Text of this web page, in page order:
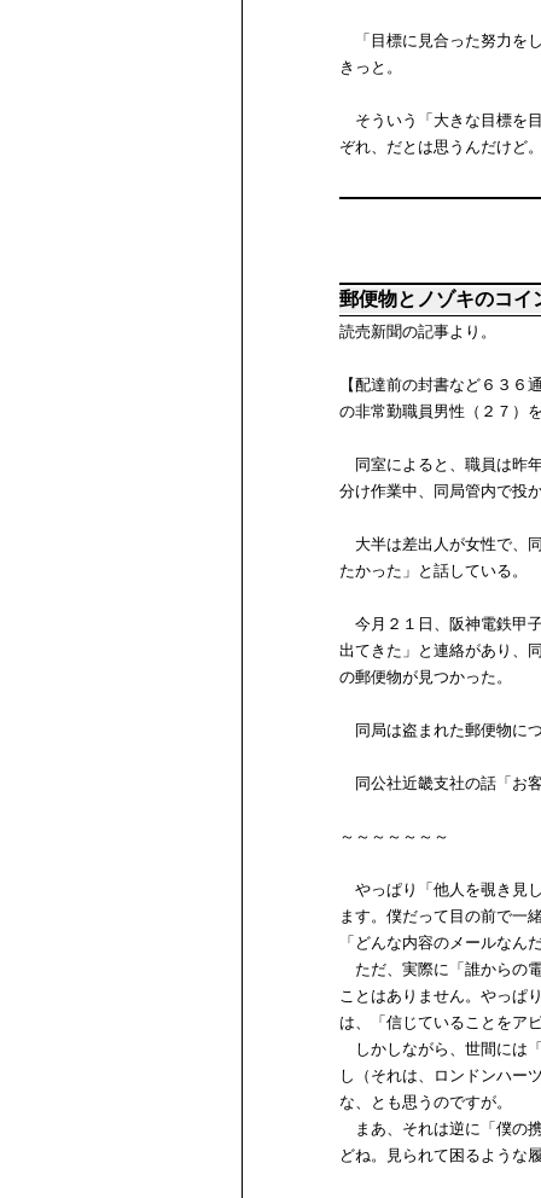
「目標に見合った努力を
きっと。
そういう「大きな目標を
ぞれ、だとは思うんだけど
郵便物とノゾキのコイ
読売新聞の記事より。
【配達前の封書など６３
の非常勤職員男性（２７）
同室によると、職員は昨
分け作業中、同局管内で投
大半は差出人が女性で、
たかった」と話している。
今月２１日、阪神電鉄甲
出てきた」と連絡があり、
の郵便物が見つかった。
同局は盗まれた郵便物に
同公社近畿支社の話「お
～～～～～～～
やっぱり「他人を覗き見
ます。僕だって目の前で一
「どんな内容のメールなん
ただ、実際に「誰からの
ことはありません。やっぱ
は、「信じていることをア
しかしながら、世間には
し（それは、ロンドンハー
な、とも思うのですが。
まあ、それは逆に「僕の
どね。見られて困るような